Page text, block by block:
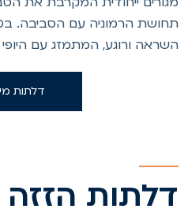
הרמוניה עם הסביבה.
ורוגע, המתמזג עם היופי
דלתות
הזזה